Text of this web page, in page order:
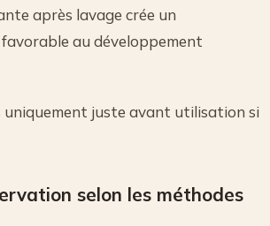
après lavage crée un
au développement
juste avant utilisation si
selon les méthodes